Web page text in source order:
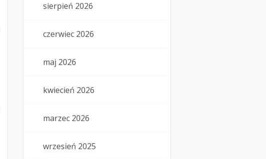
sierpień 2026
czerwiec 2026
maj 2026
kwiecień 2026
marzec 2026
wrzesień 2025